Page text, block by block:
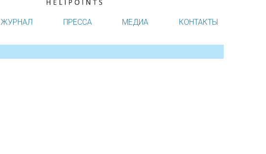
ЖУРНАЛ ПРЕССА МЕДИА КОНТАКТЫ